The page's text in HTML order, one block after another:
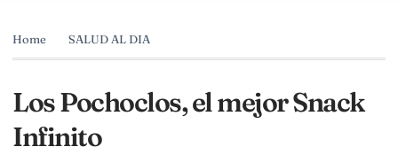
Home SALUD AL DIA
Los Pochoclos, el mejor Snack
Infinito